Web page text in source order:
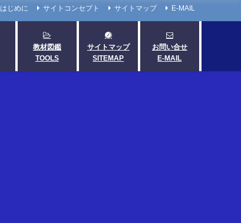
はじめに サイトコンセプト サイトマップ E-MAIL
教材図鑑
TOOLS
サイトマップ
SITEMAP
お問い合せ
E-MAIL